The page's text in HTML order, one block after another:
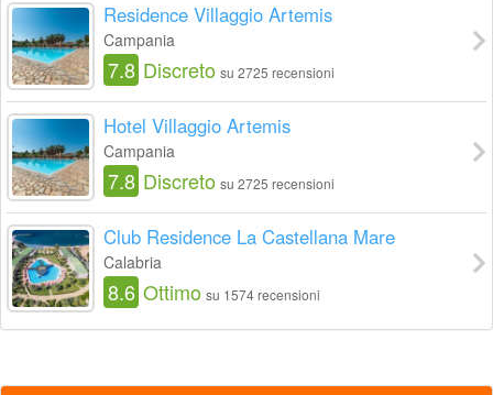
Residence Villaggio Artemis
Campania
7.8 Discreto su 2725 recensioni
Hotel Villaggio Artemis
Campania
7.8 Discreto su 2725 recensioni
Club Residence La Castellana Mare
Calabria
8.6 Ottimo su 1574 recensioni